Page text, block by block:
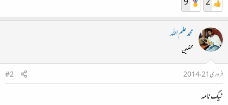
محمد علم اللہ
محفلین
فروری 21، 2014
#2
ٹیگ نامہ